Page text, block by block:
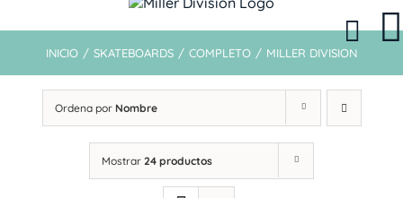
INICIO / SKATEBOARDS / COMPLETO / MILLER DIVISION
Ordena por Nombre
Mostrar 24 productos